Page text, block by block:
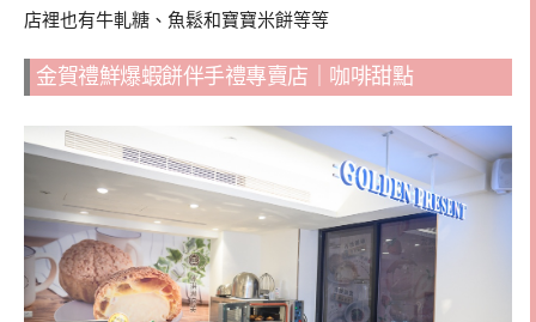
店裡也有牛軋糖、魚鬆和寶寶米餅等等
金賀禮鮮爆蝦餅伴手禮專賣店｜咖啡甜點